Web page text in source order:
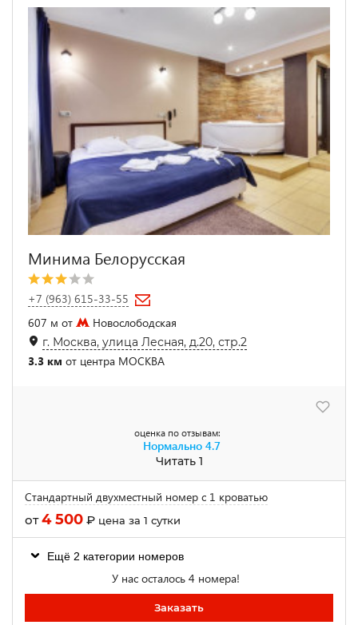
Минима Белорусская
+7 (963) 615-33-55
607 м от
Новослободская
г. Москва, улица Лесная, д.20, стр.2
3.3 км от центра МОСКВА
оценка по отзывам:
Нормально 4.7
Читать 1
Стандартный двухместный номер с 1 кроватью
от4 500 ₽ цена за 1 сутки
Ещё 2 категории номеров
У нас осталось 4 номера!
Заказать